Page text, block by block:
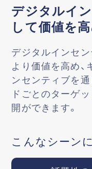
デジタルイ
して価値を
デジタルインセ
より価値を高め、
ンセンティブを
ドごとのターゲ
開ができます。
こんなシーン